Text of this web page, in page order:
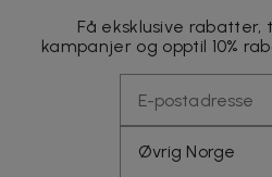
Få eksklusive rabatter,
kampanjer og opptil 10%